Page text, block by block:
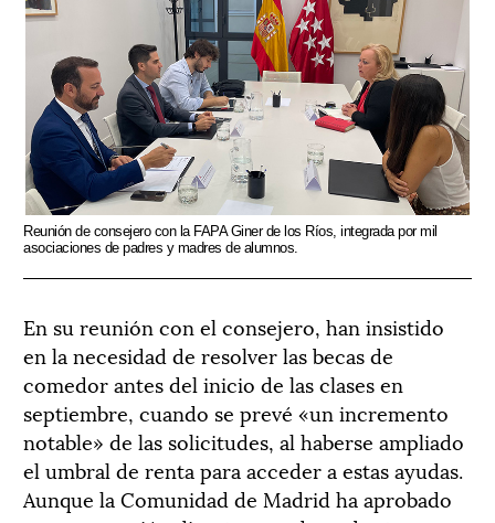
Reunión de consejero con la FAPA Giner de los Ríos, integrada por mil
asociaciones de padres y madres de alumnos.
En su reunión con el consejero, han insistido
en la necesidad de resolver las becas de
comedor antes del inicio de las clases en
septiembre, cuando se prevé «un incremento
notable» de las solicitudes, al haberse ampliado
el umbral de renta para acceder a estas ayudas.
Aunque la Comunidad de Madrid ha aprobado